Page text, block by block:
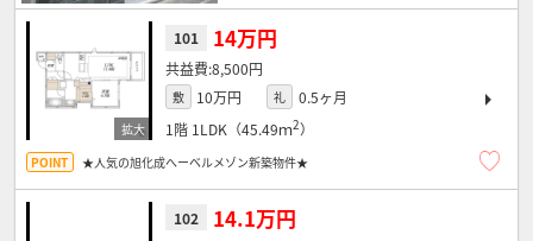
101 14万円
8,500円
敷 10万円 礼
0.5ヶ月
1階 1LDK（45.49ｍ2）
★人気の旭化成へーベルメゾン新築物件★
102 14.1万円